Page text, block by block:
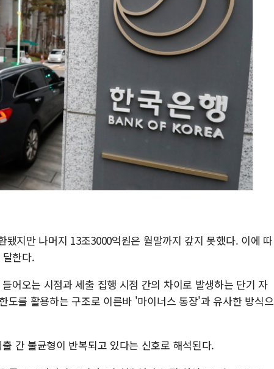
됐지만 나머지 13조3000억원은 월말까지 갚지 못했다. 이에 따
한다.
어오는 시점과 세출 집행 시점 간의 차이로 발생하는 단기 자
도를 활용하는 구조로 이른바 '마이너스 통장'과 유사한 방식으
간 불균형이 반복되고 있다는 신호로 해석된다.